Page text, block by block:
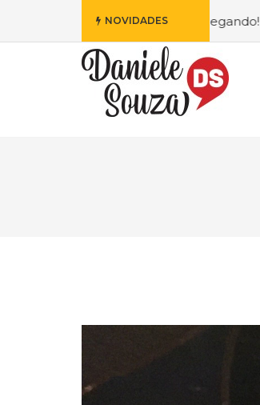
NOVIDADES
Disney Está Chegando! #As